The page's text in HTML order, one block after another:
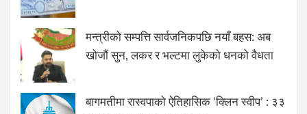
मन्त्रीको सम्पत्ति सार्वजनिकपछि नयाँ बहस: अब
खोजौं सुन, लकर र भल्टमा लुकेको धनको वैधता
बागमतीमा रास्वपाको ऐतिहासिक ‘क्लिन स्वीप’ : ३३